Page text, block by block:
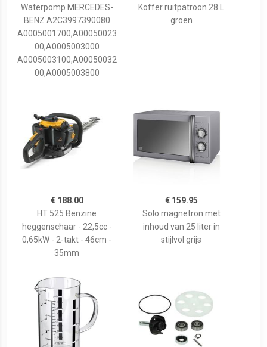
Waterpomp MERCEDES-
BENZ A2C3997390080
A0005001700,A00050023
00,A0005003000
A0005003100,A00050032
00,A0005003800
Koffer ruitpatroon 28 L
groen
€ 188.00
HT 525 Benzine
heggenschaar - 22,5cc -
0,65kW - 2-takt - 46cm -
35mm
€ 159.95
Solo magnetron met
inhoud van 25 liter in
stijlvol grijs